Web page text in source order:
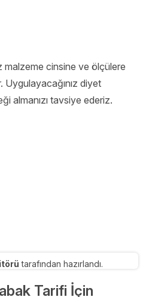
malzeme cinsine ve ölçülere
Uygulayacağınız diyet
almanızı tavsiye ederiz.
tarafından hazırlandı.
Tarifi İçin